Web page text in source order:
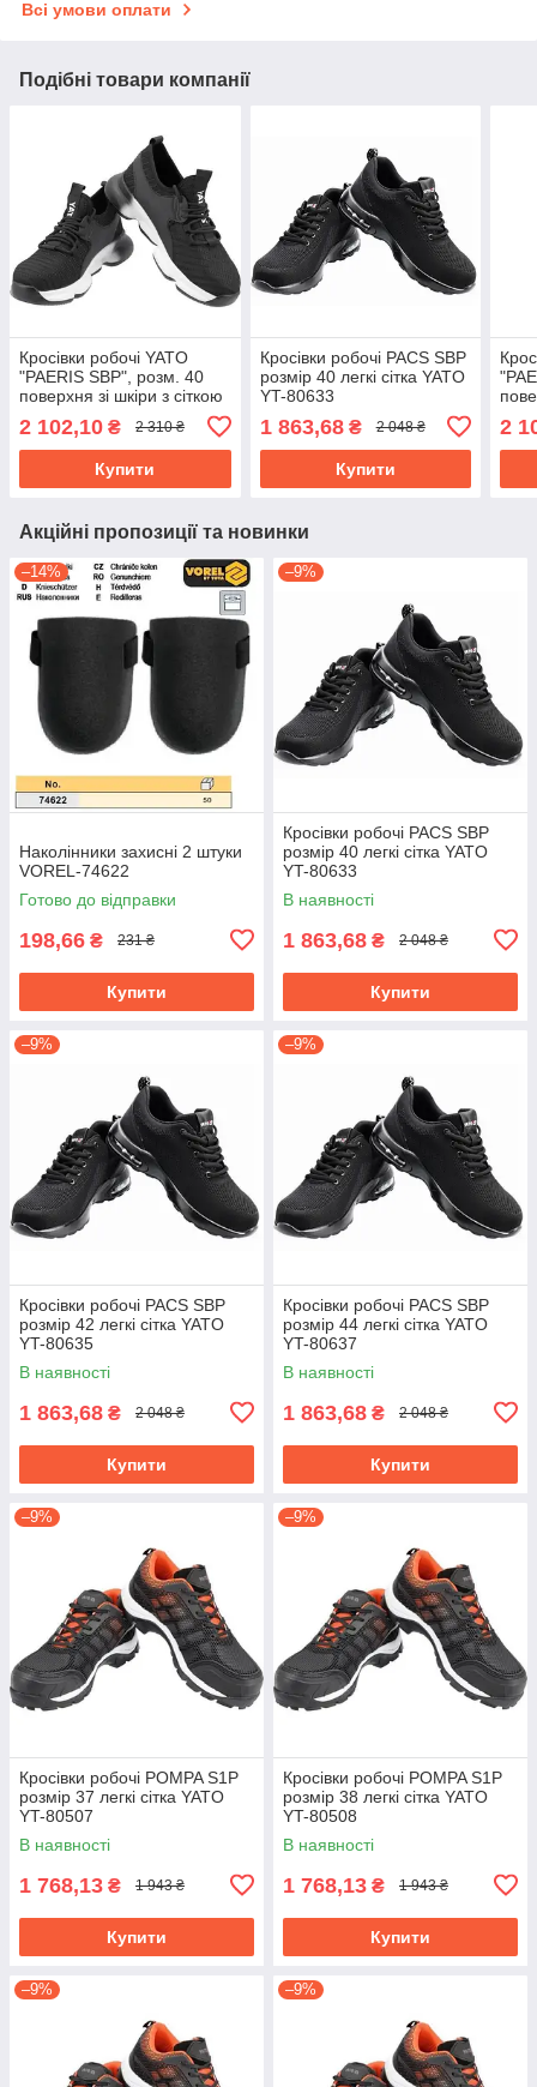
Всі умови оплати
Подібні товари компанії
Кросівки робочі YATO
"PAERIS SBP", розм. 40
поверхня зі шкіри з сіткою
підошвою YT-80642
2 102,10 ₴ 2 310 ₴
Купити
Кросівки робочі PACS SBP
розмір 40 легкі сітка YATO
YT-80633
1 863,68₴ 2 048 ₴
Купити
2
Акційні пропозиції та новинки
–14%
Наколінники захисні 2 штуки
VOREL-74622
Готово до відправки
198,66 ₴ 231 ₴
Купити
–9%
Кросівки робочі PACS SBP
розмір 40 легкі сітка YATO
YT-80633
В наявності
1 863,68 ₴ 2 048 ₴
Купити
–9%
Кросівки робочі PACS SBP
розмір 42 легкі сітка YATO
YT-80635
В наявності
1 863,68 ₴ 2 048 ₴
Купити
–9%
Кросівки робочі PACS SBP
розмір 44 легкі сітка YATO
YT-80637
В наявності
1 863,68 ₴ 2 048 ₴
Купити
–9%
Кросівки робочі POMPA S1P
розмір 37 легкі сітка YATO
YT-80507
В наявності
1 768,13 ₴ 1 943 ₴
Купити
–9%
Кросівки робочі POMPA S1P
розмір 38 легкі сітка YATO
YT-80508
В наявності
1 768,13 ₴ 1 943 ₴
Купити
–9% –9%